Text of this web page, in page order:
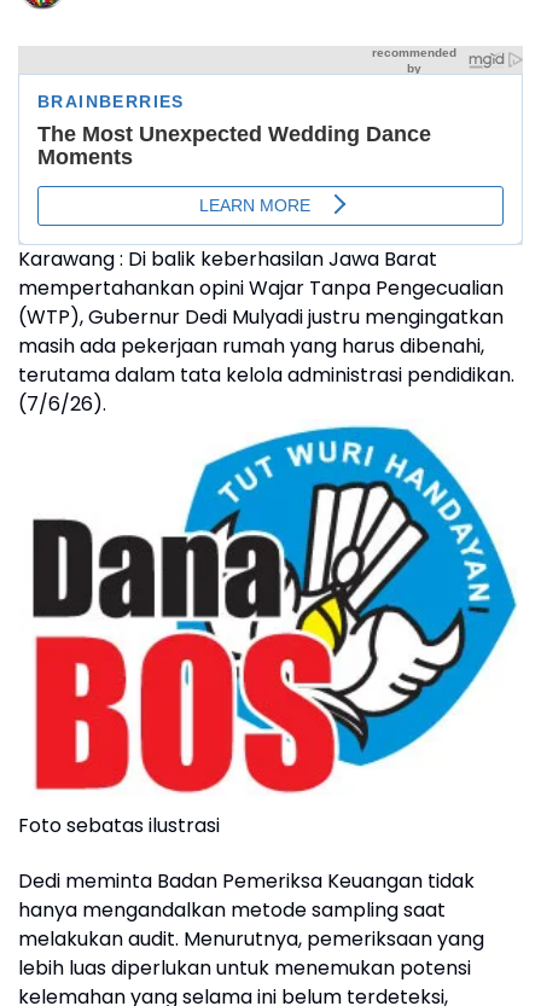
Karawang : Di balik keberhasilan Jawa Barat
mempertahankan opini Wajar Tanpa Pengecualian
(WTP), Gubernur Dedi Mulyadi justru mengingatkan
masih ada pekerjaan rumah yang harus dibenahi,
terutama dalam tata kelola administrasi pendidikan.
(7/6/26).
Foto sebatas ilustrasi
Dedi meminta Badan Pemeriksa Keuangan tidak
hanya mengandalkan metode sampling saat
melakukan audit. Menurutnya, pemeriksaan yang
lebih luas diperlukan untuk menemukan potensi
kelemahan yang selama ini belum terdeteksi,